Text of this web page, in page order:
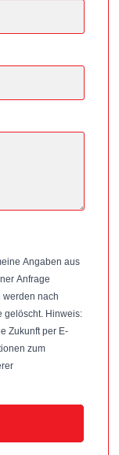
Angaben aus
Anfrage
werden nach
Hinweis:
Zukunft per E-
zum